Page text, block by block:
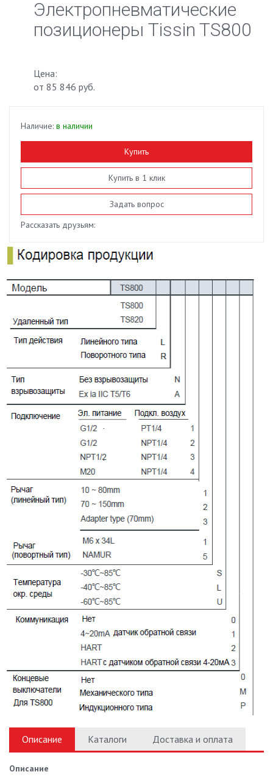
Электропневматические
позиционеры Tissin TS800
Цена:
от 85 846 руб.
Наличие: в наличии
Купить
Купить в 1 клик
Задать вопрос
Рассказать друзьям:
Описание Каталоги Доставка и оплата
Описание